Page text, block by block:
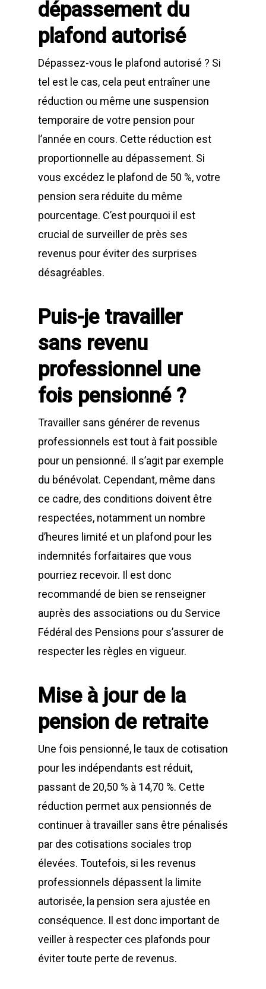
dépassement du
plafond autorisé
Dépassez-vous le plafond autorisé ? Si
tel est le cas, cela peut entraîner une
réduction ou même une suspension
temporaire de votre pension pour
l’année en cours. Cette réduction est
proportionnelle au dépassement. Si
vous excédez le plafond de 50 %, votre
pension sera réduite du même
pourcentage. C’est pourquoi il est
crucial de surveiller de près ses
revenus pour éviter des surprises
désagréables.
Puis-je travailler
sans revenu
professionnel une
fois pensionné ?
Travailler sans générer de revenus
professionnels est tout à fait possible
pour un pensionné. Il s’agit par exemple
du bénévolat. Cependant, même dans
ce cadre, des conditions doivent être
respectées, notamment un nombre
d’heures limité et un plafond pour les
indemnités forfaitaires que vous
pourriez recevoir. Il est donc
recommandé de bien se renseigner
auprès des associations ou du Service
Fédéral des Pensions pour s’assurer de
respecter les règles en vigueur.
Mise à jour de la
pension de retraite
Une fois pensionné, le taux de cotisation
pour les indépendants est réduit,
passant de 20,50 % à 14,70 %. Cette
réduction permet aux pensionnés de
continuer à travailler sans être pénalisés
par des cotisations sociales trop
élevées. Toutefois, si les revenus
professionnels dépassent la limite
autorisée, la pension sera ajustée en
conséquence. Il est donc important de
veiller à respecter ces plafonds pour
éviter toute perte de revenus.